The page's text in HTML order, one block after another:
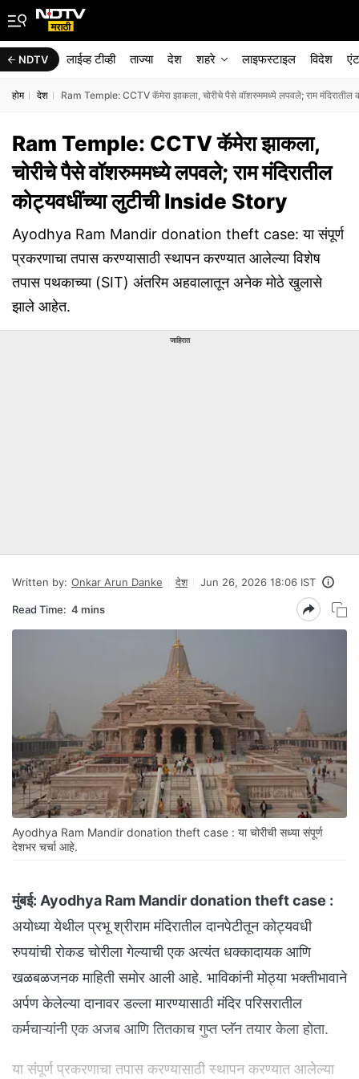
NDTV लाईव्ह टीव्ही ताज्या देश शहरे लाइफस्टाइल विदेश
होम देश Ram Temple: CCTV कॅमेरा झाकला, चोरीचे पैसे वॉशरुममध्ये लपवले; राम
Ram Temple: CCTV कॅमेरा झाकला,
चोरीचे पैसे वॉशरुममध्ये लपवले; राम मंदिरातील
कोट्यवधींच्या लुटीची Inside Story
Ayodhya Ram Mandir donation theft case: या संपूर्ण
प्रकरणाचा तपास करण्यासाठी स्थापन करण्यात आलेल्या विशेष
तपास पथकाच्या (SIT) अंतरिम अहवालातून अनेक मोठे खुलासे
झाले आहेत.
जाहिरात
Written by: Onkar Arun Danke देश Jun 26, 2026 18:06 IST
Read Time: 4 mins
Ayodhya Ram Mandir donation theft case : या चोरीची सध्या संपूर्ण
देशभर चर्चा आहे.
मुंबई: Ayodhya Ram Mandir donation theft case :
अयोध्या येथील प्रभू श्रीराम मंदिरातील दानपेटीतून कोट्यवधी
रुपयांची रोकड चोरीला गेल्याची एक अत्यंत धक्कादायक आणि
खळबळजनक माहिती समोर आली आहे. भाविकांनी मोठ्या भक्तीभावाने
अर्पण केलेल्या दानावर डल्ला मारण्यासाठी मंदिर परिसरातील
कर्मचाऱ्यांनी एक अजब आणि तितकाच गुप्त प्लॅन तयार केला होता.
या संपूर्ण प्रकरणाचा तपास करण्यासाठी स्थापन करण्यात आलेल्या